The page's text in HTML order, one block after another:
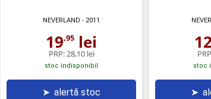
NEVERLAND - 2011
19,95 lei
PRP:28,10 lei
stoc indisponibil
➤ alertă stoc
12
stoc
➤